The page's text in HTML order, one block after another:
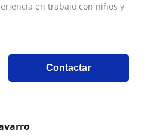
en trabajo con niños y
Contactar